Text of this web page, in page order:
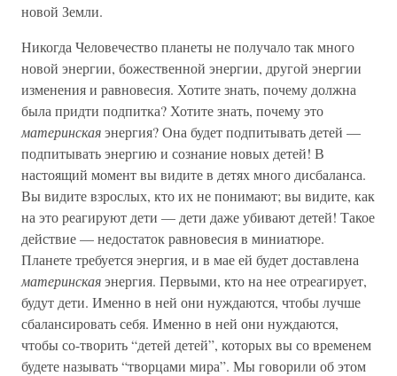
новой Земли.
Никогда Человечество планеты не получало так много
новой энергии, божественной энергии, другой энергии
изменения и равновесия. Хотите знать, почему должна
была придти подпитка? Хотите знать, почему это
материнскаяэнергия? Она будет подпитывать детей —
подпитывать энергию и сознание новых детей! В
настоящий момент вы видите в детях много дисбаланса.
Вы видите взрослых, кто их не понимают; вы видите, как
на это реагируют дети — дети даже убивают детей! Такое
действие — недостаток равновесия в миниатюре.
Планете требуется энергия, и в мае ей будет доставлена
материнскаяэнергия. Первыми, кто на нее отреагирует,
будут дети. Именно в ней они нуждаются, чтобы лучше
сбалансировать себя. Именно в ней они нуждаются,
чтобы со-творить “детей детей”, которых вы со временем
будете называть “творцами мира”. Мы говорили об этом